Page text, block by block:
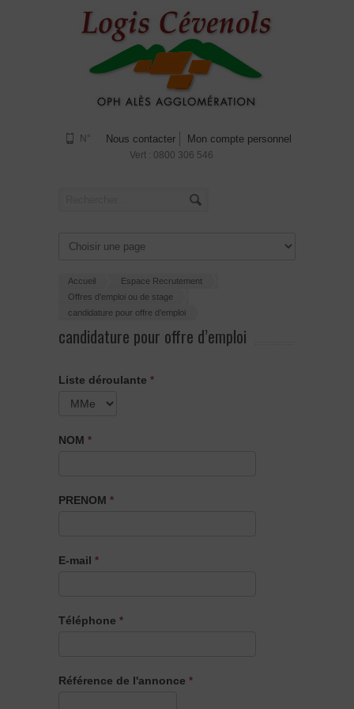
Nous contacter Mon compte personnel
N°
Vert : 0800 306 546
Accueil
Espace Recrutement
Offres d’emploi ou de stage
candidature pour offre d’emploi
candidature pour offre d’emploi
OFFRE
Liste déroulante *
NOM *
PRENOM *
E-mail *
Téléphone *
Référence de l'annonce *